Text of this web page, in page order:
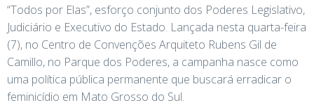
“Todos por Elas”, esforço conjunto dos Poderes Legislativo,
Judiciário e Executivo do Estado. Lançada nesta quarta-feira
(7), no Centro de Convenções Arquiteto Rubens Gil de
Camillo, no Parque dos Poderes, a campanha nasce como
uma política pública permanente que buscará erradicar o
feminicídio em Mato Grosso do Sul.